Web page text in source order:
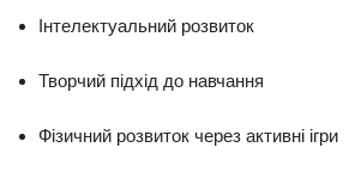
Інтелектуальний розвиток
Творчий підхід до навчання
Фізичний розвиток через активні ігри